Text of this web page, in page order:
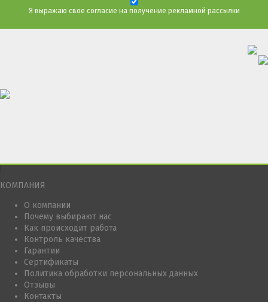
Я выражаю свое согласие на получение рекламной рассылки
КОМПАНИЯ
О компании
Почему выбирают нас
Как происходит работа
Контроль качества
Гарантии
Сертификаты
Политика обработки персональных данных
Отзывы
Контакты